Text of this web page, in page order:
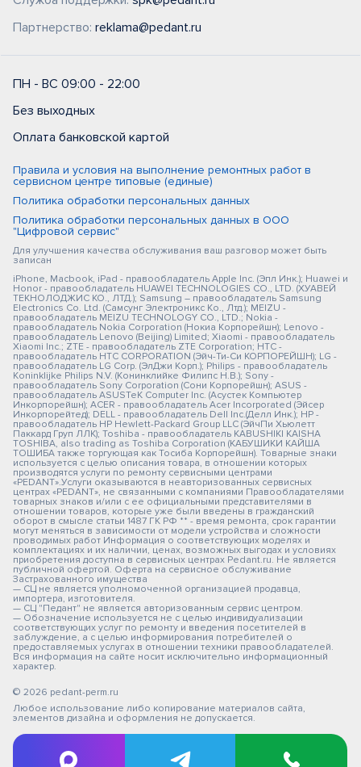
Партнерство: reklama@pedant.ru
ПН - ВС 09:00 - 22:00
Без выходных
Оплата банковской картой
Правила и условия на выполнение ремонтных работ в
сервисном центре типовые (единые)
Политика обработки персональных данных
Политика обработки персональных данных в ООО
"Цифровой сервис"
Для улучшения качества обслуживания ваш разговор может быть
записан
iPhone, Macbook, iPad - правообладатель Apple Inc. (Эпл Инк.); Huawei и
Honor - правообладатель HUAWEI TECHNOLOGIES CO., LTD. (ХУАВЕЙ
ТЕКНОЛОДЖИС КО., ЛТД.); Samsung – правообладатель Samsung
Electronics Co. Ltd. (Самсунг Электроникс Ко., Лтд.); MEIZU -
правообладатель MEIZU TECHNOLOGY CO., LTD.; Nokia -
правообладатель Nokia Corporation (Нокиа Корпорейшн); Lenovo -
правообладатель Lenovo (Beijing) Limited; Xiaomi - правообладатель
Xiaomi Inc.; ZTE - правообладатель ZTE Corporation; HTC -
правообладатель HTC CORPORATION (Эйч-Ти-Си КОРПОРЕЙШН); LG -
правообладатель LG Corp. (ЭлДжи Корп.); Philips - правообладатель
Koninklijke Philips N.V. (Конинклийке Филипс Н.В.); Sony -
правообладатель Sony Corporation (Сони Корпорейшн); ASUS -
правообладатель ASUSTeK Computer Inc. (Асустек Компьютер
Инкорпорейшн); ACER - правообладатель Acer Incorporated (Эйсер
Инкорпорейтед); DELL - правообладатель Dell Inc.(Делл Инк.); HP -
правообладатель HP Hewlett-Packard Group LLC (ЭйчПи Хьюлетт
Паккард Груп ЛЛК); Toshiba - правообладатель KABUSHIKI KAISHA
TOSHIBA, also trading as Toshiba Corporation (КАБУШИКИ КАЙША
ТОШИБА также торгующая как Тосиба Корпорейшн). Товарные знаки
используется с целью описания товара, в отношении которых
производятся услуги по ремонту сервисными центрами
«PEDANT».Услуги оказываются в неавторизованных сервисных
центрах «PEDANT», не связанными с компаниями Правообладателями
товарных знаков и/или с ее официальными представителями в
отношении товаров, которые уже были введены в гражданский
оборот в смысле статьи 1487 ГК РФ ** - время ремонта, срок гарантии
могут меняться в зависимости от модели устройства и сложности
проводимых работ Информация о соответствующих моделях и
комплектациях и их наличии, ценах, возможных выгодах и условиях
приобретения доступна в сервисных центрах Pedant.ru. Не является
публичной офертой. Оферта на сервисное обслуживание
Застрахованного имущества
— СЦ не является уполномоченной организацией продавца,
импортера, изготовителя.
— СЦ "Педант" не является авторизованным сервис центром.
— Обозначение используется не с целью индивидуализации
соответствующих услуг по ремонту и введения посетителей в
заблуждение, а с целью информирования потребителей о
предоставляемых услугах в отношении техники правообладателей.
Вся информация на сайте носит исключительно информационный
характер.
© 2026 pedant-perm.ru
Любое использование либо копирование материалов сайта,
элементов дизайна и оформления не допускается.